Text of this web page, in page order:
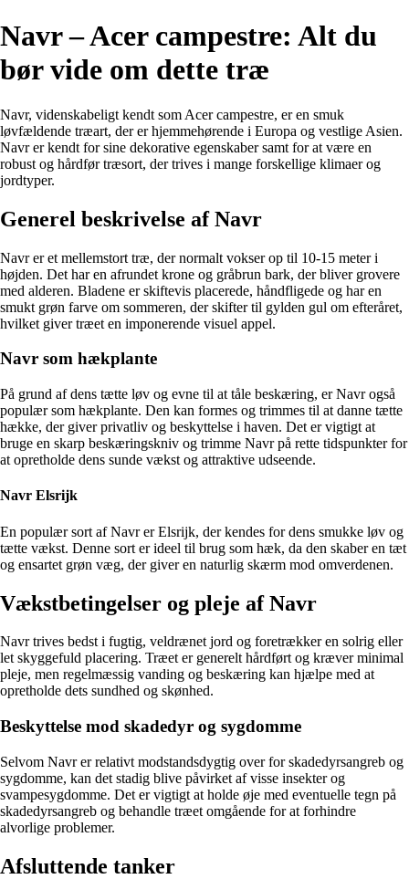
Navr – Acer campestre: Alt du
bør vide om dette træ
Navr, videnskabeligt kendt som Acer campestre, er en smuk
løvfældende træart, der er hjemmehørende i Europa og vestlige Asien.
Navr er kendt for sine dekorative egenskaber samt for at være en
robust og hårdfør træsort, der trives i mange forskellige klimaer og
jordtyper.
Generel beskrivelse af Navr
Navr er et mellemstort træ, der normalt vokser op til 10-15 meter i
højden. Det har en afrundet krone og gråbrun bark, der bliver grovere
med alderen. Bladene er skiftevis placerede, håndfligede og har en
smukt grøn farve om sommeren, der skifter til gylden gul om efteråret,
hvilket giver træet en imponerende visuel appel.
Navr som hækplante
På grund af dens tætte løv og evne til at tåle beskæring, er Navr også
populær som hækplante. Den kan formes og trimmes til at danne tætte
hække, der giver privatliv og beskyttelse i haven. Det er vigtigt at
bruge en skarp beskæringskniv og trimme Navr på rette tidspunkter for
at opretholde dens sunde vækst og attraktive udseende.
Navr Elsrijk
En populær sort af Navr er Elsrijk, der kendes for dens smukke løv og
tætte vækst. Denne sort er ideel til brug som hæk, da den skaber en tæt
og ensartet grøn væg, der giver en naturlig skærm mod omverdenen.
Vækstbetingelser og pleje af Navr
Navr trives bedst i fugtig, veldrænet jord og foretrækker en solrig eller
let skyggefuld placering. Træet er generelt hårdført og kræver minimal
pleje, men regelmæssig vanding og beskæring kan hjælpe med at
opretholde dets sundhed og skønhed.
Beskyttelse mod skadedyr og sygdomme
Selvom Navr er relativt modstandsdygtig over for skadedyrsangreb og
sygdomme, kan det stadig blive påvirket af visse insekter og
svampesygdomme. Det er vigtigt at holde øje med eventuelle tegn på
skadedyrsangreb og behandle træet omgående for at forhindre
alvorlige problemer.
Afsluttende tanker